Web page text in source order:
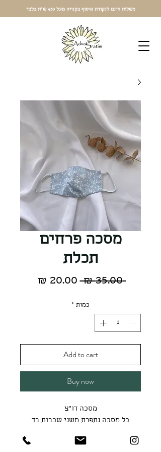
משלוח חינם לנקודת איסוף בקנייה מעל 450 ש"ח בלבד
מסכה פרחים
תכלת
‏35.00 ‏₪
מחיר
כמות *
Add to cart
Buy now
מסכה דו"צ
כל מסכה נתפרת משני שכבות בד
מידת המסכה הינה S